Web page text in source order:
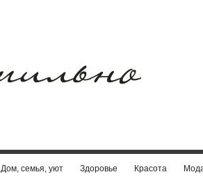
Дом, семья, уют Здоровье Красота